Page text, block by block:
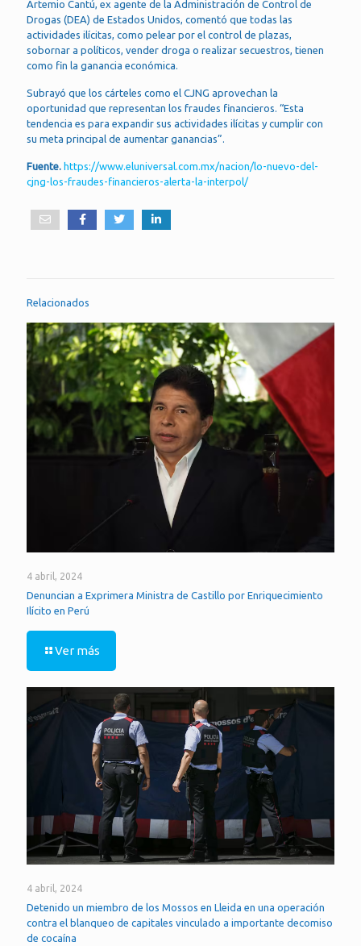
Artemio Cantú, ex agente de la Administración de Control de
Drogas (DEA) de Estados Unidos, comentó que todas las
actividades ilícitas, como pelear por el control de plazas,
sobornar a políticos, vender droga o realizar secuestros, tienen
como fin la ganancia económica.
Subrayó que los cárteles como el CJNG aprovechan la
oportunidad que representan los fraudes financieros. “Esta
tendencia es para expandir sus actividades ilícitas y cumplir con
su meta principal de aumentar ganancias”.
Fuente. https://www.eluniversal.com.mx/nacion/lo-nuevo-del-
cjng-los-fraudes-financieros-alerta-la-interpol/
Relacionados
4 abril, 2024
Denuncian a Exprimera Ministra de Castillo por Enriquecimiento
Ilícito en Perú
Ver más
4 abril, 2024
Detenido un miembro de los Mossos en Lleida en una operación
contra el blanqueo de capitales vinculado a importante decomiso
de cocaína